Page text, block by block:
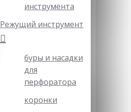
инструмента
Режущий инструмент
буры и насадки
для
перфоратора
коронки